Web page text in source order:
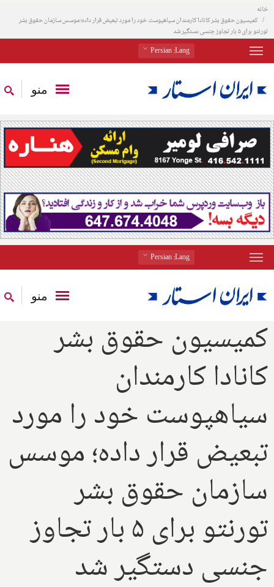
خانه
کمیسیون حقوق بشر کانادا کارمندان سیاهپوست خود را مورد تبعیض قرار داده؛ موسس سازمان حقوق بشر
تورنتو برای ۵ بار تجاوز جنسی دستگیر شد
Lang
: Persian
منو
Lang
: Persian
منو
کمیسیون حقوق بشر
کانادا کارمندان
سیاهپوست خود را مورد
تبعیض قرار داده؛ موسس
سازمان حقوق بشر
تورنتو برای ۵ بار تجاوز
جنسی دستگیر شد